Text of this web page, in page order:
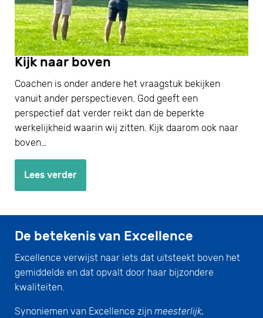
Kijk naar boven
Coachen is onder andere het vraagstuk bekijken
vanuit ander perspectieven. God geeft een
perspectief dat verder reikt dan de beperkte
werkelijkheid waarin wij zitten. Kijk daarom ook naar
boven…
Lees verder
De betekenis van Excellence
Excellence verwijst naar iets dat uitsteekt boven het
gemiddelde en dat opvalt door haar bijzondere
kwaliteiten.
Synoniemen van Excellence zijn meesterlijk,